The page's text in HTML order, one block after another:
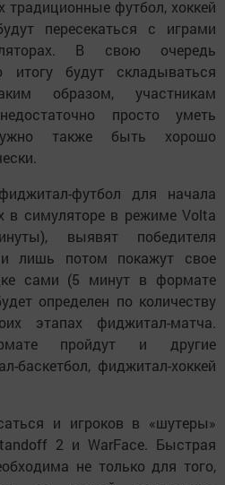
традиционные футбол, хоккей
пересекаться с играми
В свою очередь
итогу будут складываться
образом, участникам
просто уметь
также быть хорошо
футбол для начала
в симуляторе в режиме Volta
выявят победителя
лишь потом покажут свое
сами (5 минут в формате
определен по количеству
этапах фиджитал-матча.
пройдут и другие
баскетбол, фиджитал-хоккей
и игроков в «шутеры»
2 и WarFace. Быстрая
не только для того,